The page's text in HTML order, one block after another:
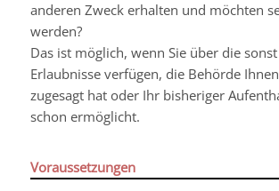
anderen Zweck erhalten und möchten
werden?
Das ist möglich, wenn Sie über die
Erlaubnisse verfügen, die Behörde
zugesagt hat oder Ihr bisheriger
schon ermöglicht.
Voraussetzungen